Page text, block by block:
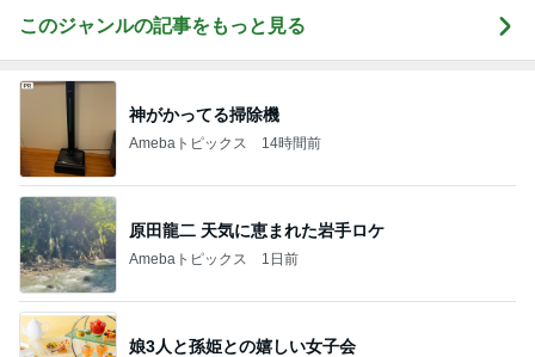
このジャンルの記事をもっと見る
神がかってる掃除機
Amebaトピックス 14時間前
原田龍二 天気に恵まれた岩手ロケ
Amebaトピックス 1日前
娘3人と孫姫との嬉しい女子会